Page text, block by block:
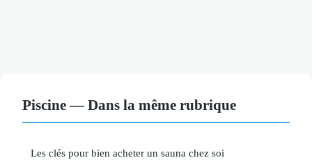
Piscine — Dans la même rubrique
Les clés pour bien acheter un sauna chez soi